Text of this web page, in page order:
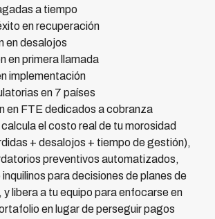
a tiempo
en recuperación
en desalojos
en primera llamada
implementación
en 7 países
en FTE dedicados a cobranza
el costo real de tu morosidad
+ desalojos + tiempo de gestión),
preventivos automatizados,
para decisiones de planes de
libera a tu equipo para enfocarse en
en lugar de perseguir pagos